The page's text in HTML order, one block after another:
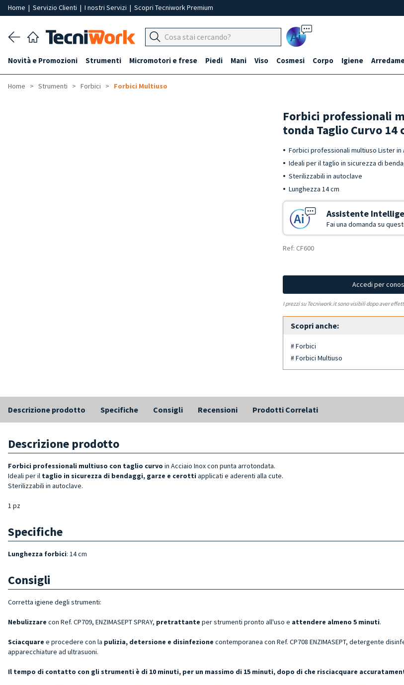
Home | Servizio Clienti | I nostri Servizi | Scopri Tecniwork Premium
Ai
Novità e Promozioni Strumenti Micromotori e frese Piedi Mani Viso Cosmesi Corpo Igiene
Home Strumenti Forbici Forbici Multiuso
Forbici professionali
tonda Taglio Curvo 14
Forbici professionali multiuso Lister
Ideali per il taglio in sicurezza di
Sterilizzabili in autoclave
Lunghezza 14 cm
Assistente
Fai una domanda su
Ref: CF600
Accedi per
I prezzi su Tecniwork.it sono visibili dopo aver
Scopri anche:
# Forbici
# Forbici Multiuso
Descrizione prodotto Specifiche Consigli Recensioni Prodotti Correlati
Descrizione prodotto
Forbici professionali multiuso con taglio curvo in Acciaio Inox con punta arrotondata.
Ideali per il taglio in sicurezza di bendaggi, garze e cerotti applicati e aderenti alla cute.
Sterilizzabili in autoclave.
1 pz
Specifiche
Lunghezza forbici: 14 cm
Consigli
Corretta igiene degli strumenti:
Nebulizzare con Ref. CP709, ENZIMASEPT SPRAY, pretrattante per strumenti pronto all'uso e attendere almeno 5 minuti.
Sciacquare e procedere con la pulizia, detersione e disinfezione contemporanea con Ref. CP708 ENZIMASEPT, detergente
apparecchiature ad ultrasuoni.
Il tempo di contatto con gli strumenti è di 10 minuti, per un massimo di 15 minuti, dopo di che risciacquare